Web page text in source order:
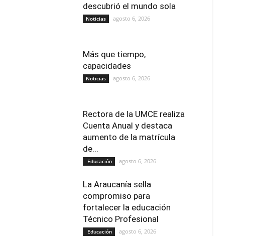
descubrió el mundo sola
Noticias agosto 6, 2026
Más que tiempo,
capacidades
Noticias agosto 6, 2026
Rectora de la UMCE realiza
Cuenta Anual y destaca
aumento de la matrícula
de...
Educación agosto 6, 2026
La Araucanía sella
compromiso para
fortalecer la educación
Técnico Profesional
Educación agosto 6, 2026